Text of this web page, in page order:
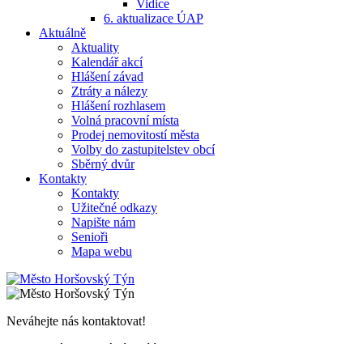
Vidice
6. aktualizace ÚAP
Aktuálně
Aktuality
Kalendář akcí
Hlášení závad
Ztráty a nálezy
Hlášení rozhlasem
Volná pracovní místa
Prodej nemovitostí města
Volby do zastupitelstev obcí
Sběrný dvůr
Kontakty
Kontakty
Užitečné odkazy
Napište nám
Senioři
Mapa webu
Neváhejte nás kontaktovat!